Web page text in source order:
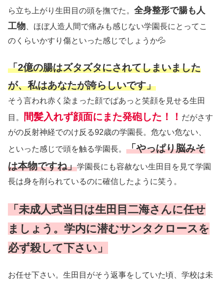
ら立ち上がり生田目の頭を撫でた。 全身整形で腸も人
工物 、ほぼ人造人間で痛みも感じない学園長にとってこ
のくらいかすり傷といった感じでしょうか💦
「2億の腸はズタズタにされてしまいました
が、私はあなたが誇らしいです」
そう言われ赤く染まった顔でぱあっと笑顔を見せる生田
目。
間髪入れず顔面にまた発砲した！！ だがさす
がの反射神経でのけ反る92歳の学園長。危ない危ない、
といった感じで頭を触る学園長。 「やっぱり脳みそ
は本物ですね」学園長にも容赦ない生田目を見て学園
長は身を削られているのに確信したように笑う。
「未成人式当日は生田目二海さんに任せ
ましょう。学内に潜むサンタクロースを
必ず殺して下さい」
お任せ下さい。生田目がそう返事をしていた頃、学校は未